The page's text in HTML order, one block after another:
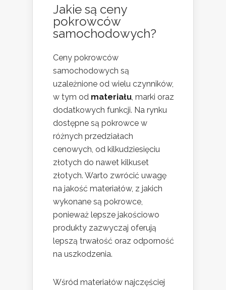
Jakie są ceny
pokrowców
samochodowych?
Ceny pokrowców
samochodowych są
uzależnione od wielu czynników,
w tym od materiału, marki oraz
dodatkowych funkcji. Na rynku
dostępne są pokrowce w
różnych przedziałach
cenowych, od kilkudziesięciu
złotych do nawet kilkuset
złotych. Warto zwrócić uwagę
na jakość materiałów, z jakich
wykonane są pokrowce,
ponieważ lepsze jakościowo
produkty zazwyczaj oferują
lepszą trwałość oraz odporność
na uszkodzenia.
Wśród materiałów najczęściej